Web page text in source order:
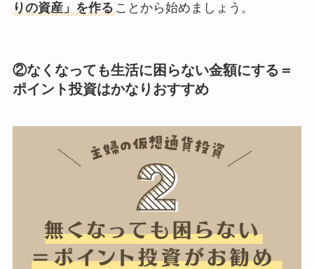
りの資産」を作る ことから始めましょう。
②なくなっても生活に困らない金額にする＝
ポイント投資はかなりおすすめ